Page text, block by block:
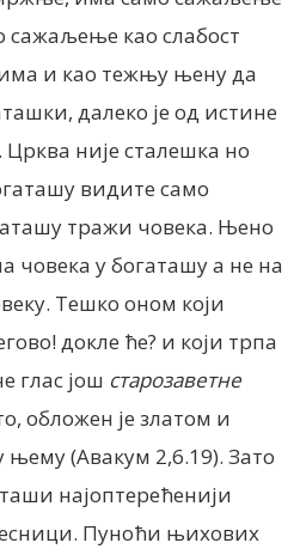
сажаљење као слабост
и као тежњу њену да
далеко је од истине
Црква није сталешка но
видите само
тражи човека. Њено
човека у богаташу а не на
Тешко оном који
докле ће? и који трпа
глас још старозаветне
обложен је златом и
њему (Авакум 2,6.19). Зато
најоптерећенији
Пуноћи њихових